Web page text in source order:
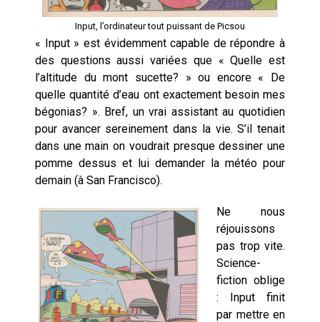
Input, l’ordinateur tout puissant de Picsou
« Input » est évidemment capable de répondre à
des questions aussi variées que « Quelle est
l’altitude du mont sucette? » ou encore « De
quelle quantité d’eau ont exactement besoin mes
bégonias? ». Bref, un vrai assistant au quotidien
pour avancer sereinement dans la vie. S’il tenait
dans une main on voudrait presque dessiner une
pomme dessus et lui demander la météo pour
demain (à San Francisco).
Ne nous
réjouissons
pas trop vite.
Science-
fiction oblige
: Input finit
par mettre en